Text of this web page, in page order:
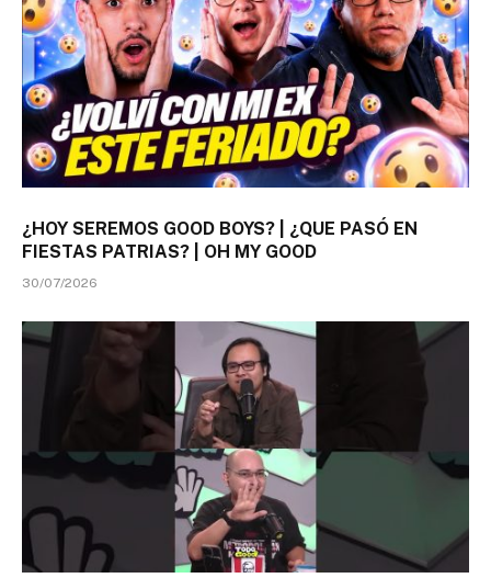
¿HOY SEREMOS GOOD BOYS? | ¿QUE PASÓ EN
FIESTAS PATRIAS? | OH MY GOOD
30/07/2026